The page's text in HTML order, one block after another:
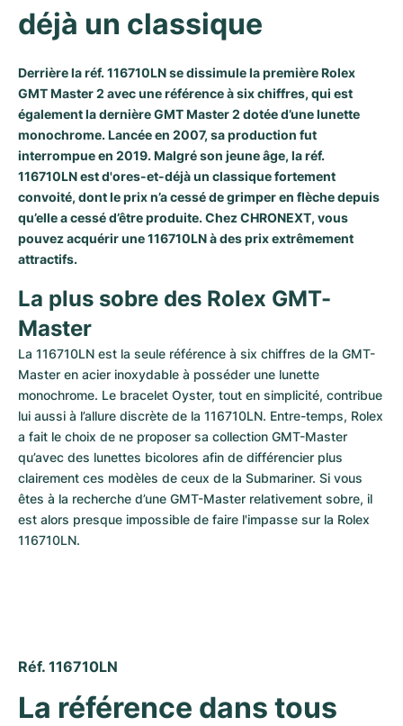
Milgauss
Oyster Perpetual
Yacht-Master
Yacht-Master II
Sea-Dweller
Sky-Dweller
Montres pour femmes
Ronde
Rotonde
Crash
Pasha
Tortue
Baignoire
Roadster
Montres d'occasion
Professional
Bentley
Transocean
Cockpit
Chronospace
Super Avenger
Montbrillant
Montres d'occasion
Formula 1
Grand Carrera
Montres d'occasion
Montres pour femmes
Portofino
Portugieser
Da Vinci
Aquatimer
Spitfire
GST
Montres d'occasion
Spirit of Big Bang
King Power
Montres d'occasion
déjà un classique
Derrière la réf. 116710LN se dissimule la premièreRolex
GMT Master 2 avec une référence à six chiffres, qui est
également la dernière GMT Master 2 dotée d’une lunette
monochrome. Lancée en 2007, sa production fut
interrompue en 2019. Malgré son jeune âge, la réf.
116710LN est d'ores-et-déjà un classique fortement
convoité, dont le prix n’a cessé de grimper en flèche depuis
qu’elle a cessé d’être produite. Chez CHRONEXT, vous
pouvez acquérir une 116710LN à des prix extrêmement
attractifs.
La plus sobre des Rolex GMT-
Master
La 116710LN est la seule référence à six chiffres de la GMT-
Master en acier inoxydable à posséder une lunette
monochrome. Le bracelet Oyster, tout en simplicité, contribue
lui aussi à l’allure discrète de la 116710LN. Entre-temps, Rolex
a fait le choix de ne proposer sa collection GMT-Master
qu’avec des lunettes bicolores afin de différencier plus
clairement ces modèles de ceux de la Submariner. Si vous
êtes à la recherche d’une GMT-Master relativement sobre, il
est alors presque impossible de faire l'impasse sur la Rolex
116710LN.
Réf. 116710LN
La référence dans tous